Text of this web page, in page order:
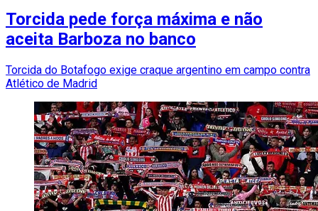
Torcida pede força máxima e não
aceita Barboza no banco
Torcida do Botafogo exige craque argentino em campo contra
Atlético de Madrid